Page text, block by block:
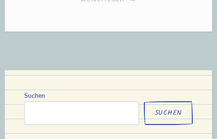
weihnachtliche
Suchen
SUCHEN